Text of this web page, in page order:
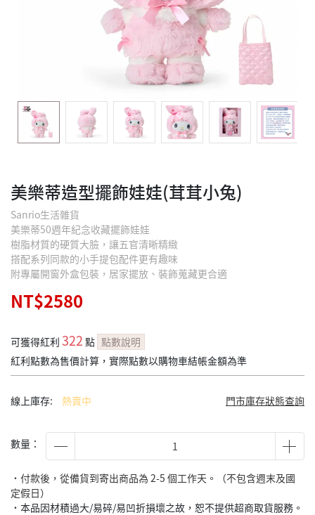
美樂蒂造型擺飾娃娃(茸茸小兔)
Sanrio生活雜貨
美樂蒂50週年紀念收藏擺飾娃娃
樹脂材質的硬質大臉，讓五官清晰精緻
搭配系列同款的小手提包配件更有趣味
附專屬開窗外盒包裝，居家擺放、裝飾蒐藏更合適
NT$2580
可獲得紅利 322 點 點數說明
紅利點數為售價計算，實際點數以購物車結帳金額為準
線上庫存: 熱賣中 門市庫存狀態查詢
數量：
˙付款後，從備貨到寄出商品為 2-5 個工作天。（不包含週末及國
定假日）
˙本品因材積過大/易碎/易凹折損壞之故，恕不提供超商取貨服務。